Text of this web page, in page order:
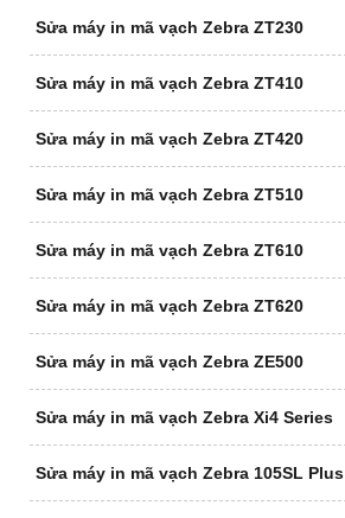
Sửa máy in mã vạch Zebra ZT230
Sửa máy in mã vạch Zebra ZT410
Sửa máy in mã vạch Zebra ZT420
Sửa máy in mã vạch Zebra ZT510
Sửa máy in mã vạch Zebra ZT610
Sửa máy in mã vạch Zebra ZT620
Sửa máy in mã vạch Zebra ZE500
Sửa máy in mã vạch Zebra Xi4 Series
Sửa máy in mã vạch Zebra 105SL Plus